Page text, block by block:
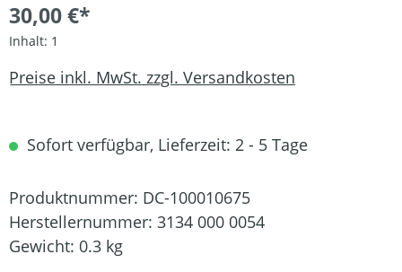
30,00 €*
Inhalt: 1
Preise inkl. MwSt. zzgl. Versandkosten
Sofort verfügbar, Lieferzeit: 2 - 5 Tage
Produktnummer: DC-100010675
Herstellernummer: 3134 000 0054
Gewicht: 0.3 kg